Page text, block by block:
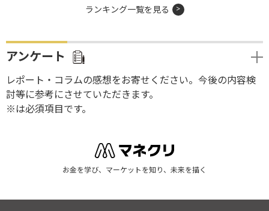
ランキング一覧を見る
アンケート
レポート・コラムの感想をお寄せください。今後の内容検
討等に参考にさせていただきます。
※は必須項目です。
お金を学び、マーケットを知り、未来を描く